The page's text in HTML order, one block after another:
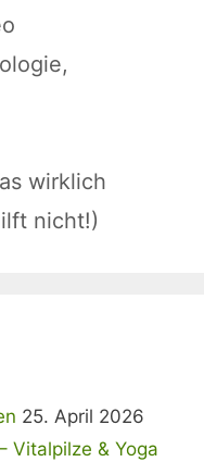
,
wirklich
nicht!)
25. April 2026
Vitalpilze & Yoga